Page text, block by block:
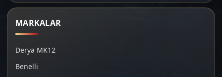
MARKALAR
Derya MK12
Benelli